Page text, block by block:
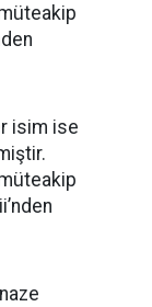
isim ise